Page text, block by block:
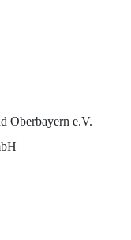
Oberbayern e.V.